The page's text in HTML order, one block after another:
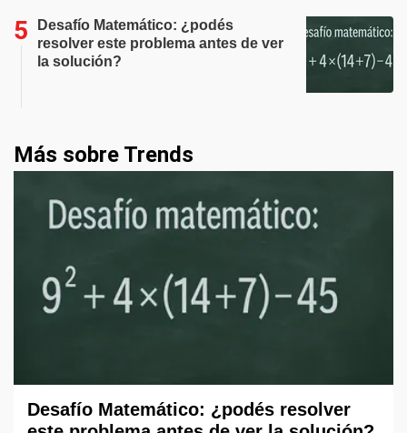
Desafío Matemático: ¿podés
resolver este problema antes de ver
la solución?
Más sobre Trends
Desafío Matemático: ¿podés resolver